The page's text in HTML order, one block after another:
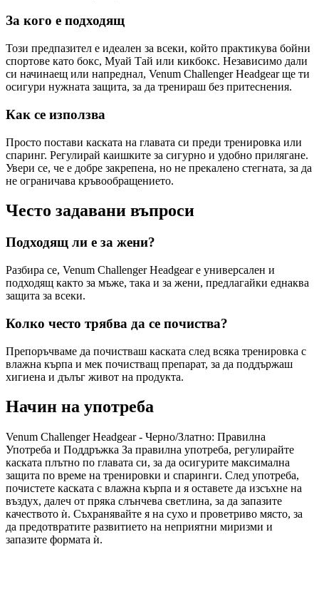
За кого е подходящ
Този предпазител е идеален за всеки, който практикува бойни
спортове като бокс, Муай Тай или кикбокс. Независимо дали
си начинаещ или напреднал, Venum Challenger Headgear ще ти
осигури нужната защита, за да тренираш без притеснения.
Как се използва
Просто постави каската на главата си преди тренировка или
спаринг. Регулирай каишките за сигурно и удобно прилягане.
Увери се, че е добре закрепена, но не прекалено стегната, за да
не ограничава кръвообращението.
Често задавани въпроси
Подходящ ли е за жени?
Разбира се, Venum Challenger Headgear е универсален и
подходящ както за мъже, така и за жени, предлагайки еднаква
защита за всеки.
Колко често трябва да се почиства?
Препоръчваме да почистваш каската след всяка тренировка с
влажна кърпа и мек почистващ препарат, за да поддържаш
хигиена и дълъг живот на продукта.
Начин на употреба
Venum Challenger Headgear - Черно/Златно: Правилна
Употреба и Поддръжка За правилна употреба, регулирайте
каската плътно по главата си, за да осигурите максимална
защита по време на тренировки и спаринги. След употреба,
почистете каската с влажна кърпа и я оставете да изсъхне на
въздух, далеч от пряка слънчева светлина, за да запазите
качеството ѝ. Съхранявайте я на сухо и проветриво място, за
да предотвратите развитието на неприятни миризми и
запазите формата ѝ.